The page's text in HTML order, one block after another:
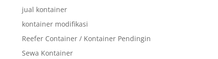
jual kontainer
kontainer modifikasi
Reefer Container / Kontainer Pendingin
Sewa Kontainer